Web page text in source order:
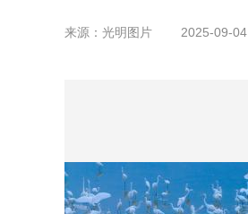
来源： 光明图片 2025-09-